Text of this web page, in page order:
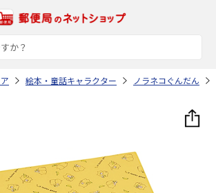
絵本・童話キャラクター ノラネコぐんだん